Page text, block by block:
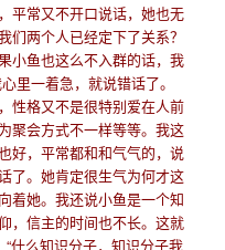
平常又不开口说话，她也无
们两个人已经定下了关系？
小鱼也这么不入群的话，我
里一着急，就说错话了。
性格又不是很特别爱在人前
聚会方式不一样等等。我这
好，平常都和和气气的，说
了。她肯定很生气为何才这
着她。我还说小鱼是一个知
，信主的时间也不长。这就
“什么知识分子，知识分子我